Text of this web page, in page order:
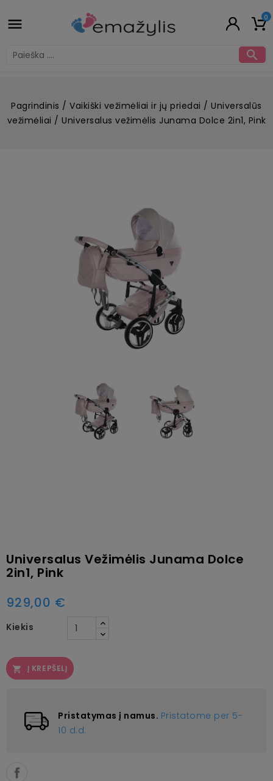
 0

Pagrindinis Vaikiški vežimėliai ir jų priedai
Universalūs
vežimėliai
Universalus vežimėlis Junama Dolce 2in1, Pink
Universalus Vežimėlis Junama Dolce
2in1, Pink
929,00 €
Kiekis
 Į KREPŠELĮ
Pristatymas į namus. Pristatome per 5-
10 d.d.